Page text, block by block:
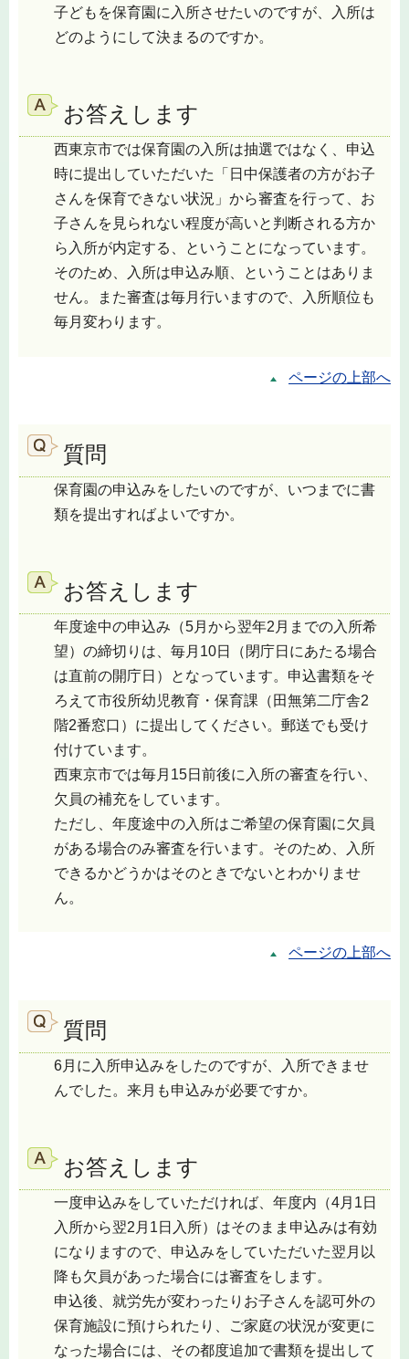
子どもを保育園に入所させたいのですが、入所は
どのようにして決まるのですか。
お答えします
西東京市では保育園の入所は抽選ではなく、申込
時に提出していただいた「日中保護者の方がお子
さんを保育できない状況」から審査を行って、お
子さんを見られない程度が高いと判断される方か
ら入所が内定する、ということになっています。
そのため、入所は申込み順、ということはありま
せん。また審査は毎月行いますので、入所順位も
毎月変わります。
ページの上部へ
質問
保育園の申込みをしたいのですが、いつまでに書
類を提出すればよいですか。
お答えします
年度途中の申込み（5月から翌年2月までの入所希
望）の締切りは、毎月10日（閉庁日にあたる場合
は直前の開庁日）となっています。申込書類をそ
ろえて市役所幼児教育・保育課（田無第二庁舎2
階2番窓口）に提出してください。郵送でも受け
付けています。
西東京市では毎月15日前後に入所の審査を行い、
欠員の補充をしています。
ただし、年度途中の入所はご希望の保育園に欠員
がある場合のみ審査を行います。そのため、入所
できるかどうかはそのときでないとわかりませ
ん。
ページの上部へ
質問
6月に入所申込みをしたのですが、入所できませ
んでした。来月も申込みが必要ですか。
お答えします
一度申込みをしていただければ、年度内（4月1日
入所から翌2月1日入所）はそのまま申込みは有効
になりますので、申込みをしていただいた翌月以
降も欠員があった場合には審査をします。
申込後、就労先が変わったりお子さんを認可外の
保育施設に預けられたり、ご家庭の状況が変更に
なった場合には、その都度追加で書類を提出して